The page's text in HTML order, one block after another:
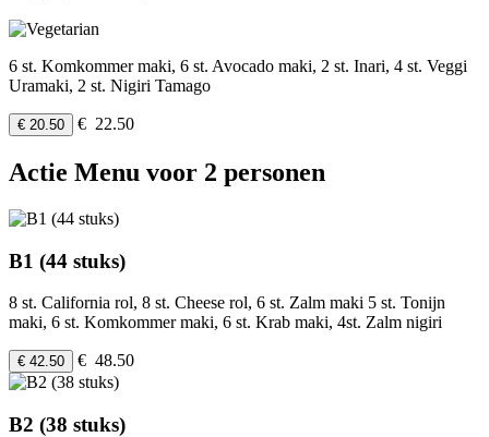
6 st. Komkommer maki, 6 st. Avocado maki, 2 st. Inari, 4 st. Veggi
Uramaki, 2 st. Nigiri Tamago
€ 20.50 € 22.50
Actie Menu voor 2 personen
B1 (44 stuks)
8 st. California rol, 8 st. Cheese rol, 6 st. Zalm maki 5 st. Tonijn
maki, 6 st. Komkommer maki, 6 st. Krab maki, 4st. Zalm nigiri
€ 42.50 € 48.50
B2 (38 stuks)